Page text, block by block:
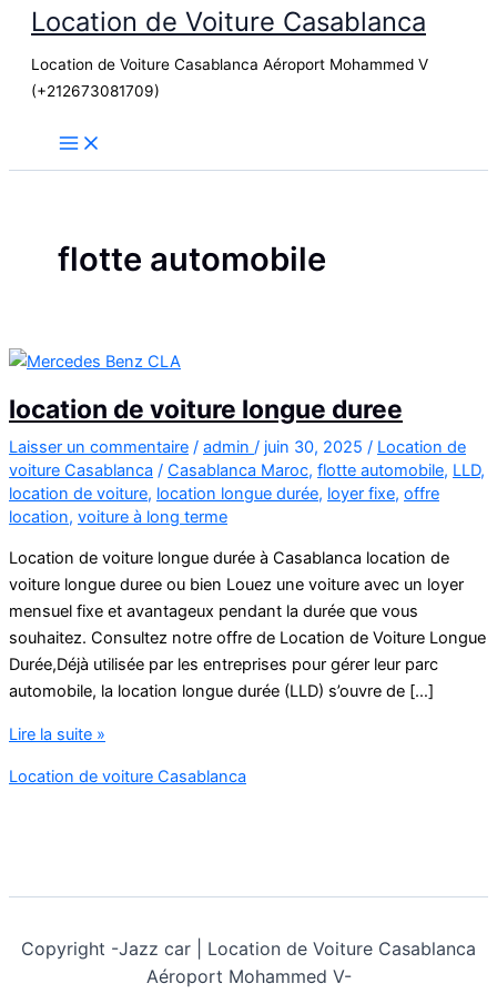
contenu
Location de Voiture Casablanca
Location de Voiture Casablanca Aéroport Mohammed V
(+212673081709)
flotte automobile
location de voiture longue duree
Laisser un commentaire / admin / juin 30, 2025 / Location de
voiture Casablanca / Casablanca Maroc, flotte automobile, LLD,
location de voiture, location longue durée, loyer fixe, offre
location, voiture à long terme
Location de voiture longue durée à Casablanca location de
voiture longue duree ou bien Louez une voiture avec un loyer
mensuel fixe et avantageux pendant la durée que vous
souhaitez. Consultez notre offre de Location de Voiture Longue
Durée,Déjà utilisée par les entreprises pour gérer leur parc
automobile, la location longue durée (LLD) s’ouvre de […]
location
voiture
Lire la suite »
Location de voiture Casablanca
Copyright -Jazz car | Location de Voiture Casablanca
Aéroport Mohammed V-